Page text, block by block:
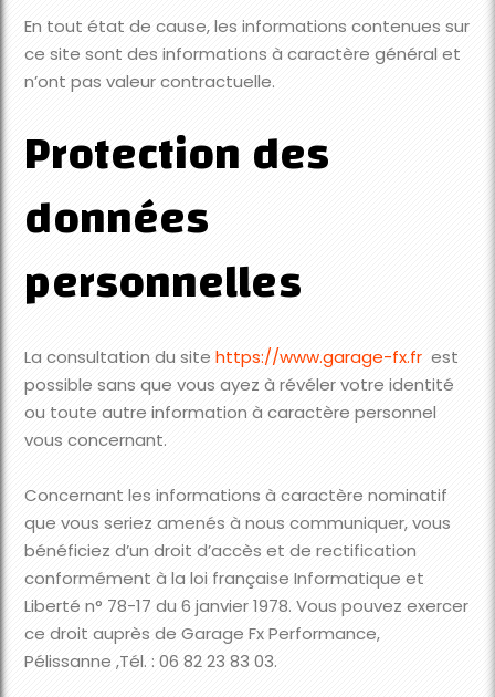
En tout état de cause, les informations contenues sur
ce site sont des informations à caractère général et
n’ont pas valeur contractuelle.
Protection des
données
personnelles
La consultation du sitehttps://www.garage-fx.fr est
possible sans que vous ayez à révéler votre identité
ou toute autre information à caractère personnel
vous concernant.
Concernant les informations à caractère nominatif
que vous seriez amenés à nous communiquer, vous
bénéficiez d’un droit d’accès et de rectification
conformément à la loi française Informatique et
Liberté n° 78-17 du 6 janvier 1978. Vous pouvez exercer
ce droit auprès deGarage Fx Performance,
Pélissanne ,Tél. : 06 82 23 83 03.